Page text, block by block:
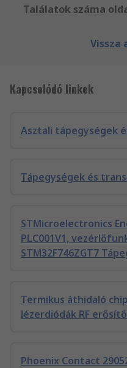
Találatok száma
Vissza
Kapcsolódó linkek
Asztali tápegységek
Tápegységek és
STMicroelectronics
PLC001V1,
STM32F746ZGT7
Termikus áthidaló
lézerdiódák RF
Phoenix Contact